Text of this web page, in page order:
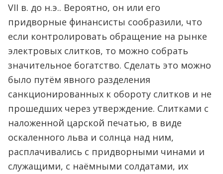
VII в. до н.э.. Вероятно, он или его
придворные финансисты сообразили, что
если контролировать обращение на рынке
электровых слитков, то можно собрать
значительное богатство. Сделать это можно
было путём явного разделения
санкционированных к обороту слитков и не
прошедших через утверждение. Слитками с
наложенной царской печатью, в виде
оскаленного льва и солнца над ним,
расплачивались с придворными чинами и
служащими, с наёмными солдатами, их